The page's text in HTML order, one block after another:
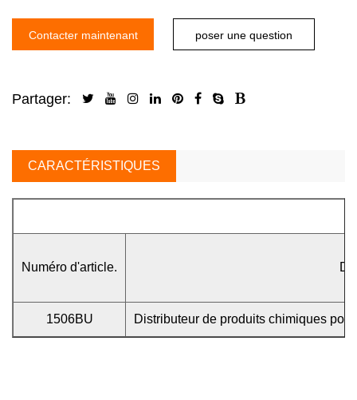
Contacter maintenant poser une question
Partager:
CARACTÉRISTIQUES
Numéro d'article.
1506BU Distributeur de produits chimiques